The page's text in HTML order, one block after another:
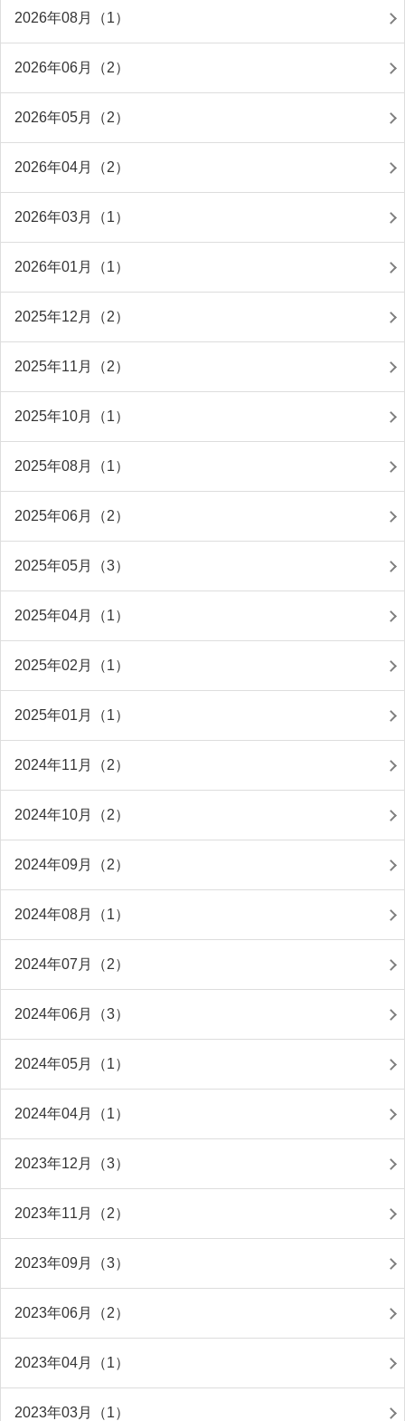
2026年08月（1）
2026年06月（2）
2026年05月（2）
2026年04月（2）
2026年03月（1）
2026年01月（1）
2025年12月（2）
2025年11月（2）
2025年10月（1）
2025年08月（1）
2025年06月（2）
2025年05月（3）
2025年04月（1）
2025年02月（1）
2025年01月（1）
2024年11月（2）
2024年10月（2）
2024年09月（2）
2024年08月（1）
2024年07月（2）
2024年06月（3）
2024年05月（1）
2024年04月（1）
2023年12月（3）
2023年11月（2）
2023年09月（3）
2023年06月（2）
2023年04月（1）
2023年03月（1）